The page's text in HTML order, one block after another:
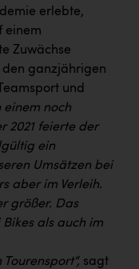
gmbh
erlebte,
einem
Zuwächse
den ganzjährigen
und
einem noch
2021 feierte der
ein
Umsätzen bei
aber im Verleih.
größer. Das
als auch im
sagt